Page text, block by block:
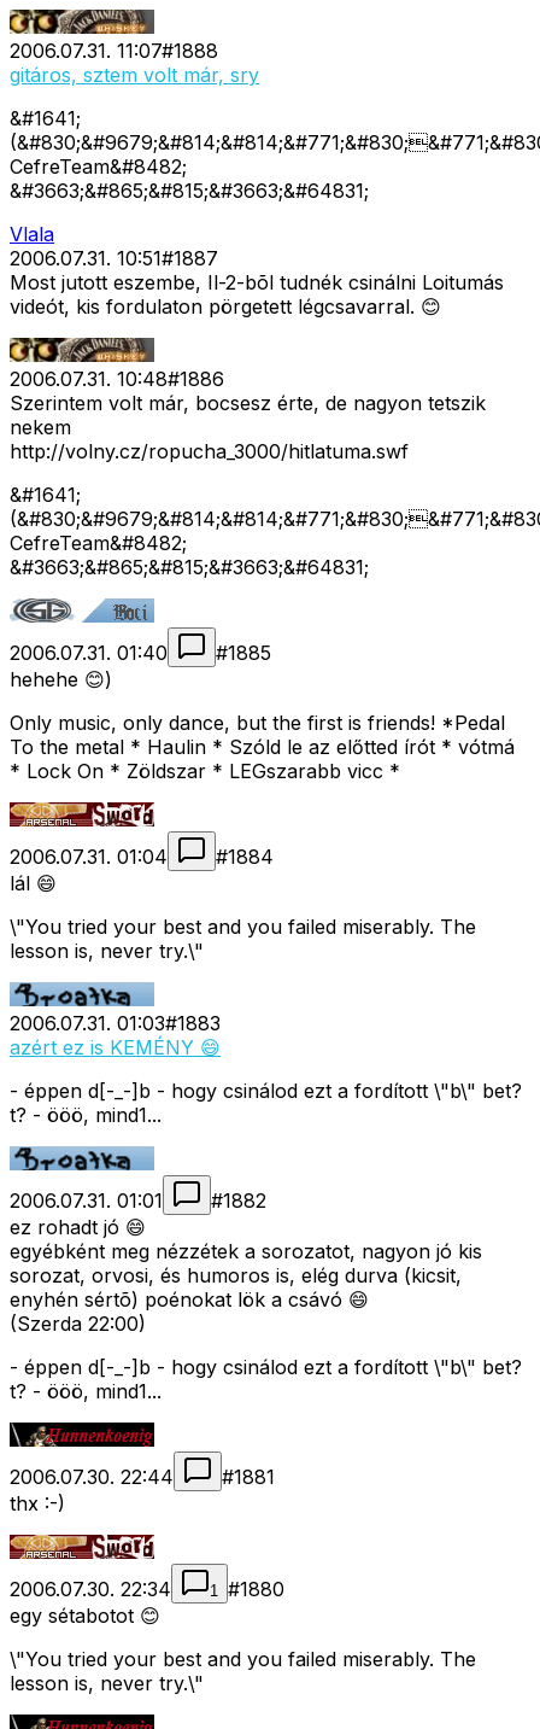
2006.07.31. 11:07#1888
gitáros, sztem volt már, sry
&#1641;
CefreTeam&#8482;
&#3663;&#865;&#815;&#3663;&#64831;
Vlala
2006.07.31. 10:51#1887
Most jutott eszembe, Il-2-bõl tudnék csinálni Loitumás
videót, kis fordulaton pörgetett légcsavarral. 😊
2006.07.31. 10:48#1886
Szerintem volt már, bocsesz érte, de nagyon tetszik
nekem
http://volny.cz/ropucha_3000/hitlatuma.swf
&#1641;
CefreTeam&#8482;
&#3663;&#865;&#815;&#3663;&#64831;
2006.07.31. 01:40 #1885
hehehe 😊)
Only music, only dance, but the first is friends! *Pedal
To the metal * Haulin * Szóld le az előtted írót * vótmá
* Lock On * Zöldszar * LEGszarabb vicc *
2006.07.31. 01:04 #1884
lál 😄
\"You tried your best and you failed miserably. The
lesson is, never try.\"
2006.07.31. 01:03#1883
azért ez is KEMÉNY 😄
- éppen d[-_-]b - hogy csinálod ezt a fordított \"b\" bet?
t? - ööö, mind1...
2006.07.31. 01:01 #1882
ez rohadt jó 😄
egyébként meg nézzétek a sorozatot, nagyon jó kis
sorozat, orvosi, és humoros is, elég durva (kicsit,
enyhén sértõ) poénokat lök a csávó 😄
(Szerda 22:00)
- éppen d[-_-]b - hogy csinálod ezt a fordított \"b\" bet?
t? - ööö, mind1...
2006.07.30. 22:44 #1881
thx :-)
2006.07.30. 22:34 1 #1880
egy sétabotot 😊
\"You tried your best and you failed miserably. The
lesson is, never try.\"